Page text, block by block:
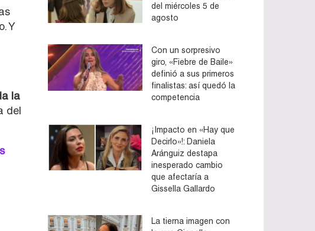
Y
la
del
del miércoles 5 de
agosto
Con un sorpresivo
giro, «Fiebre de Baile»
definió a sus primeros
finalistas: así quedó la
competencia
¡Impacto en «Hay que
Decirlo»!: Daniela
Aránguiz destapa
inesperado cambio
que afectaría a
Gissella Gallardo
La tierna imagen con